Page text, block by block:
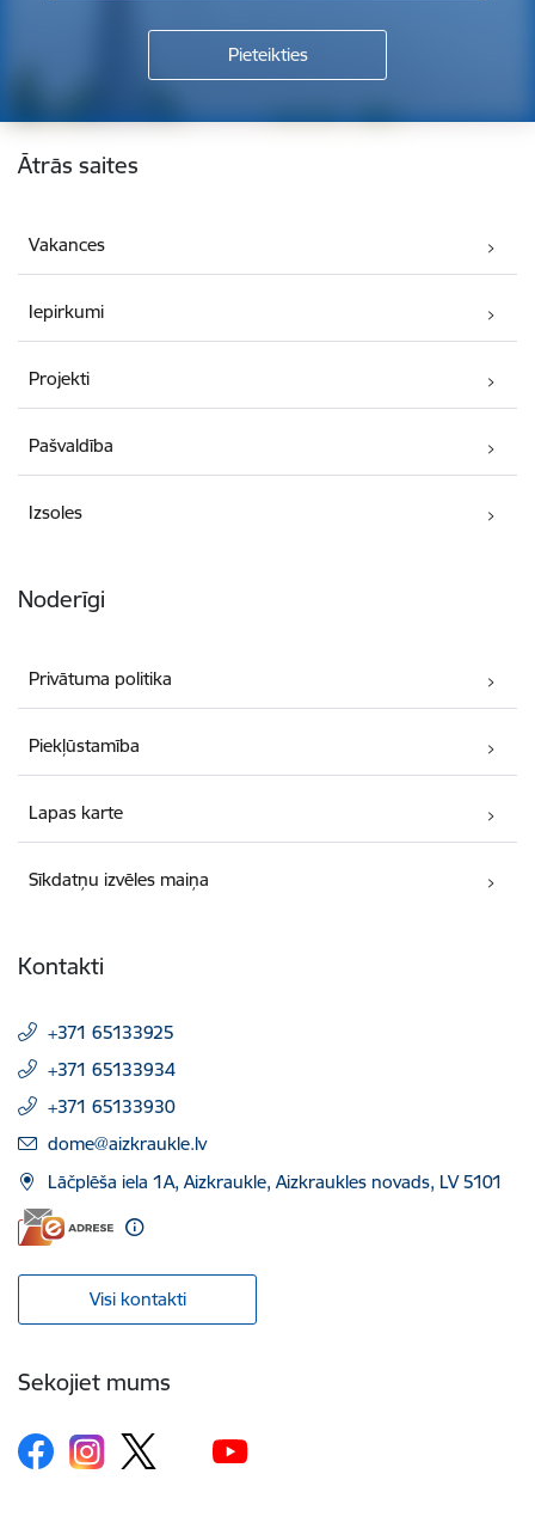
Kājene
Ātrās saites
Vakances
Iepirkumi
Projekti
Pašvaldība
Izsoles
Noderīgi
Privātuma politika
Piekļūstamība
Lapas karte
Sīkdatņu izvēles maiņa
Kontakti
+371 65133925
+371 65133934
+371 65133930
E-pasts:
dome@aizkraukle.lv
Lāčplēša iela 1A, Aizkraukle, Aizkraukles novads, LV 5101
Visi kontakti
Sekojiet mums